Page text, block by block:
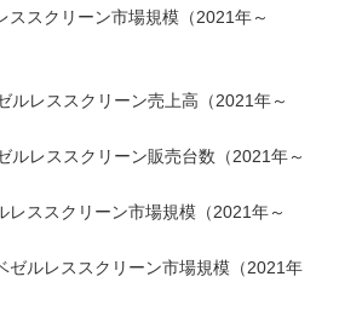
ススクリーン市場規模（2021年～
ルレススクリーン売上高（2021年～
ルレススクリーン販売台数（2021年～
レススクリーン市場規模（2021年～
ゼルレススクリーン市場規模（2021年